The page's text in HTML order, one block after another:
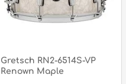
Gretsch RN2-6514S-VP
Renown Maple